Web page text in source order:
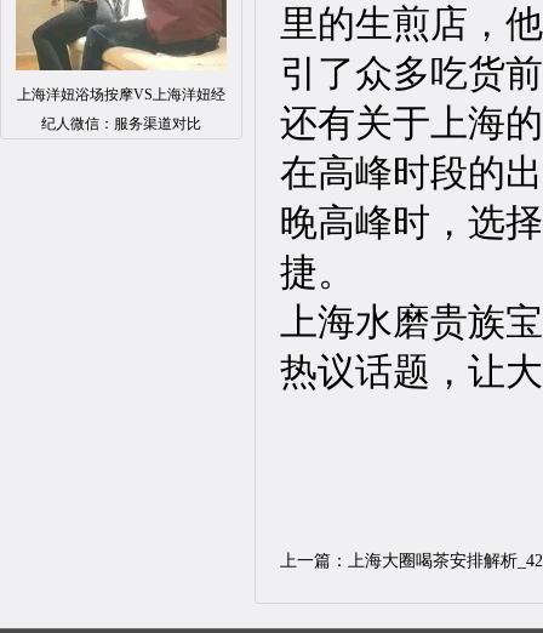
上海洋妞浴场按摩VS上海洋妞经
纪人微信：服务渠道对比
里的生煎店，
引了众多吃货
还有关于上海
在高峰时段的
晚高峰时，选
捷。
上海水磨贵族
热议话题，让
上一篇： 上海大圈喝茶安排解析